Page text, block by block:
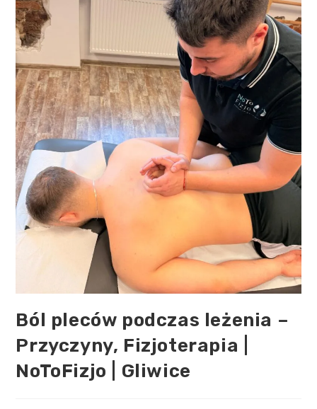
Ból pleców podczas leżenia –
Przyczyny, Fizjoterapia |
NoToFizjo | Gliwice